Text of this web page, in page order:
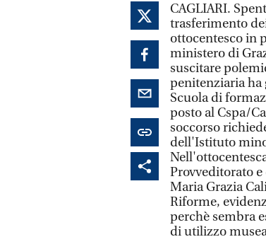
CAGLIARI.
trasferimento
ottocentesco in
ministero di
suscitare
penitenziaria
Scuola di
posto al Cspa/
soccorso
dell'Istituto
Provveditorato
Maria Grazia
Riforme,
perchè sembra
di utilizzo